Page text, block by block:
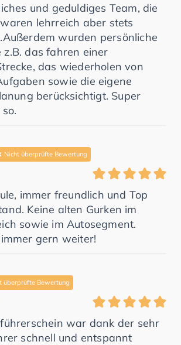
und geduldiges Team, die
lehrreich aber stets
wurden persönliche
das fahren einer
das wiederholen von
sowie die eigene
berücksichtigt. Super
Nicht überprüfte Bewertung
immer freundlich und Top
Keine alten Gurken im
sowie im Autosegment.
gern weiter!
überprüfte Bewertung
war dank der sehr
schnell und entspannt